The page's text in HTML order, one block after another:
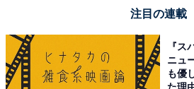
光害が最も少ない地域といわれ、
ることでも有名です。肉眼でも
うな絶景を堪能できます。
注目の連載
『ス
ニュ
も優